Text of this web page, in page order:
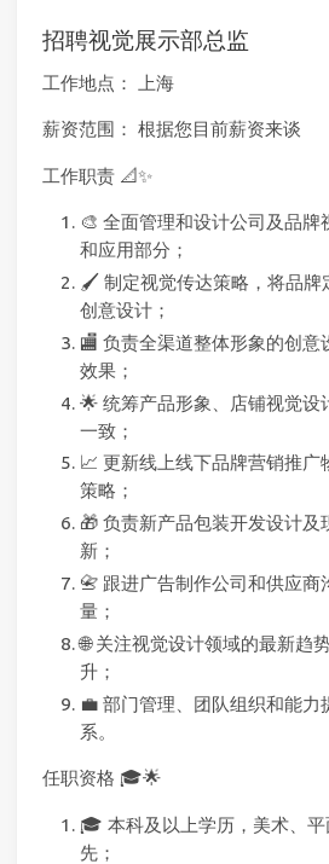
招聘视觉展示部总监
工作地点： 上海
薪资范围： 根据您目前薪资来谈
工作职责 📐✨
🎨 全面管理和设计公司及品牌
和应用部分；
🖌 制定视觉传达策略，将品牌
创意设计；
🏬 负责全渠道整体形象的创意
效果；
🌟 统筹产品形象、店铺视觉设
一致；
📈 更新线上线下品牌营销推广
策略；
🎁 负责新产品包装开发设计及
新；
📇 跟进广告制作公司和供应商
量；
🌐 关注视觉设计领域的最新趋
升；
💼 部门管理、团队组织和能力
系。
任职资格 🎓🌟
🎓 本科及以上学历，美术、
先；